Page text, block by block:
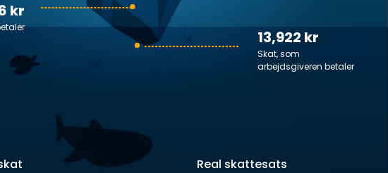
13,922 kr
Skat, som
arbejdsgiveren betaler
kr
Real skattesats